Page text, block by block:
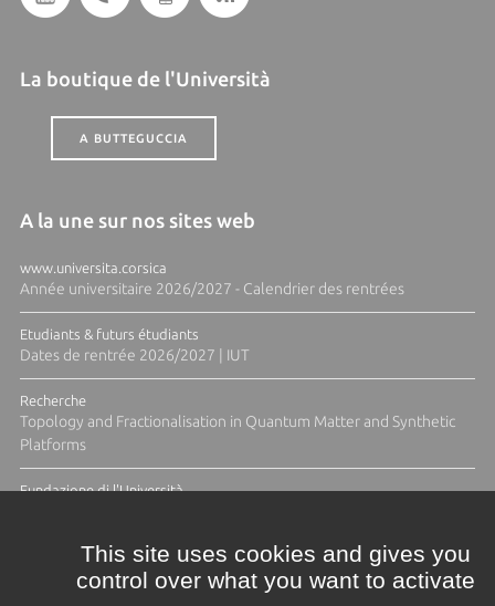
La boutique de l'Università
A BUTTEGUCCIA
A la une sur nos sites web
www.universita.corsica
Année universitaire 2026/2027 - Calendrier des rentrées
Etudiants & futurs étudiants
Dates de rentrée 2026/2027 | IUT
Recherche
Topology and Fractionalisation in Quantum Matter and Synthetic
Platforms
Fundazione di l'Università
This site uses cookies and gives you
control over what you want to activate